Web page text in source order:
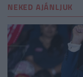
NEKED AJÁNLJUK